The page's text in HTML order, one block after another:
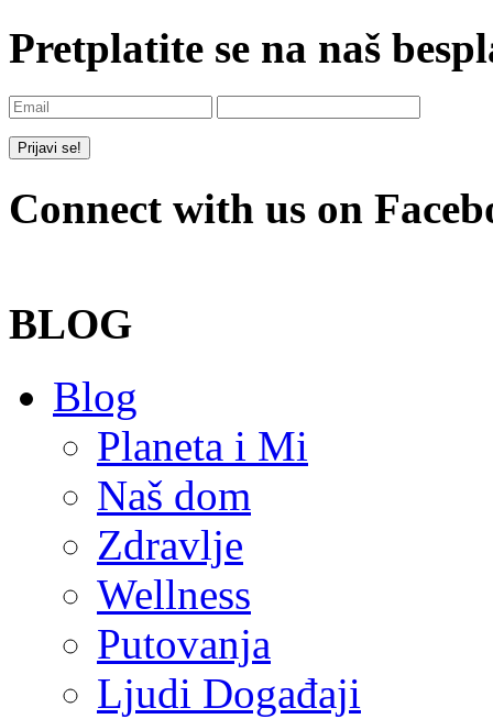
Pretplatite se na naš
Connect with us on
BLOG
Blog
Planeta i Mi
Naš dom
Zdravlje
Wellness
Putovanja
Ljudi Događaji